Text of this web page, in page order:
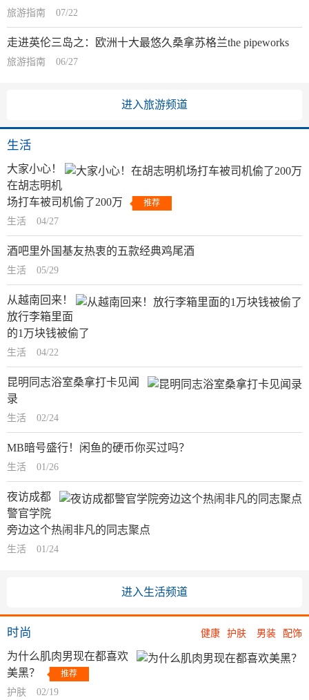
旅游指南 07/22
走进英伦三岛之：欧洲十大最悠久桑拿苏格兰the pipeworks
旅游指南 06/27
进入旅游频道
生活
大家小心！
在胡志明机
场打车被司机偷了200万
推荐
生活 04/27
酒吧里外国基友热衷的五款经典鸡尾酒
生活 05/29
从越南回来！
放行李箱里面
的1万块钱被偷了
生活 04/22
昆明同志浴室桑拿打卡见闻
录
生活 02/24
MB暗号盛行！闲鱼的硬币你买过吗？
生活 01/26
夜访成都
警官学院
旁边这个热闹非凡的同志聚点
生活 01/24
进入生活频道
时尚 健康 护肤 男装 配饰
为什么肌肉男现在都喜欢
美黑？
推荐
护肤 02/19